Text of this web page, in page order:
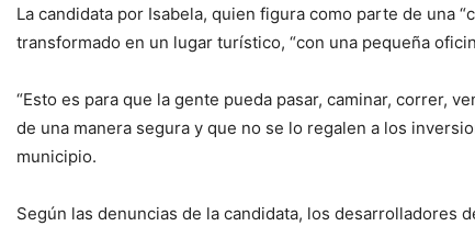
La candidata por Isabela, quien figura como parte de una
transformado en un lugar turístico, “con una pequeña
“Esto es para que la gente pueda pasar, caminar, correr,
de una manera segura y que no se lo regalen a los
municipio.
Según las denuncias de la candidata, los desarrolladores